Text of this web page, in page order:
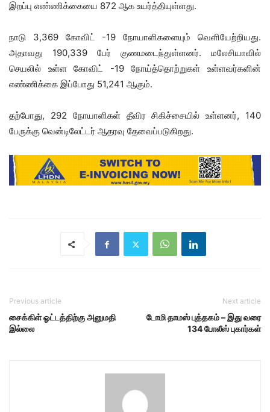
இறப்பு எண்ணிக்கையை 872 ஆக உயர்த்தியுள்ளது.
நாடு 3,369 கோவிட் -19 நோயாளிகளையும் வெளியேற்றியது.
அதாவது 190,339 பேர் குணமடைந்துள்ளனர். மலேசியாவில்
செயலில் உள்ள கோவிட் -19 நோய்த்தொற்றுகள் உள்ளவர்களின்
எண்ணிக்கை இப்போது 51,241 ஆகும்.
தற்போது, ​​292 நோயாளிகள் தீவிர சிகிச்சையில் உள்ளனர், 140
பேருக்கு வென்டிலேட்டர் ஆதரவு தேவைப்படுகிறது.
Previous article
சைக்கிள் ஓட்டத்திற்கு அனுமதி
இல்லை
Next article
டோமி தாமஸ் புத்தகம் – இது வரை
134 போலீஸ் புகார்கள்